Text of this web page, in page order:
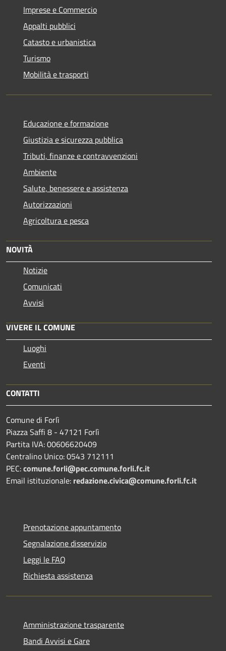
Imprese e Commercio
Appalti pubblici
Catasto e urbanistica
Turismo
Mobilità e trasporti
Educazione e formazione
Giustizia e sicurezza pubblica
Tributi, finanze e contravvenzioni
Ambiente
Salute, benessere e assistenza
Autorizzazioni
Agricoltura e pesca
NOVITÀ
Notizie
Comunicati
Avvisi
VIVERE IL COMUNE
Luoghi
Eventi
CONTATTI
Comune di Forlì
Piazza Saffi 8 - 47121 Forlì
Partita IVA: 00606620409
Centralino Unico: 0543 712111
PEC:comune.forli@pec.comune.forli.fc.it
Email istituzionale: redazione.civica@comune.forli.fc.it
Prenotazione appuntamento
Segnalazione disservizio
Leggi le FAQ
Richiesta assistenza
Amministrazione trasparente
Bandi Avvisi e Gare